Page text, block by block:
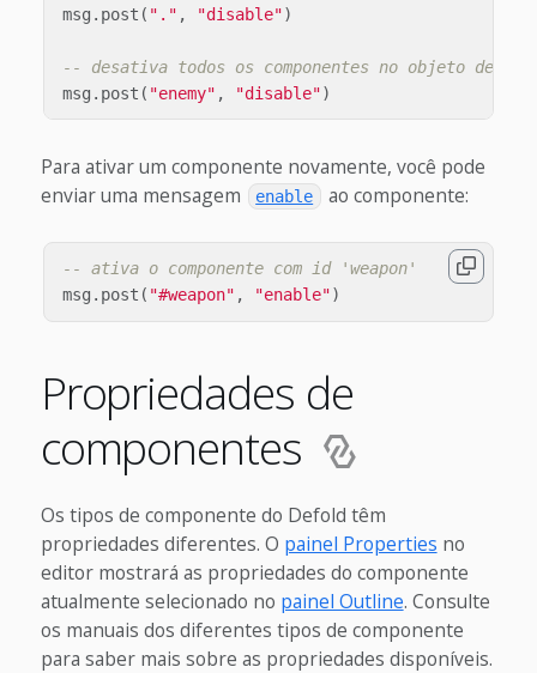
msg . post ( "." , "disable")
-- desativa todos os componentes no objeto de
msg . post ( "enemy" , "disable")
Para ativar um componente novamente, você pode
enviar uma mensagem
enable ao componente:
-- ativa o componente com id 'weapon'
msg . post ( "#weapon" , "enable")
Propriedades de
componentes
Os tipos de componente do Defold têm
propriedades diferentes. O painel Properties no
editor mostrará as propriedades do componente
atualmente selecionado no painel Outline. Consulte
os manuais dos diferentes tipos de componente
para saber mais sobre as propriedades disponíveis.